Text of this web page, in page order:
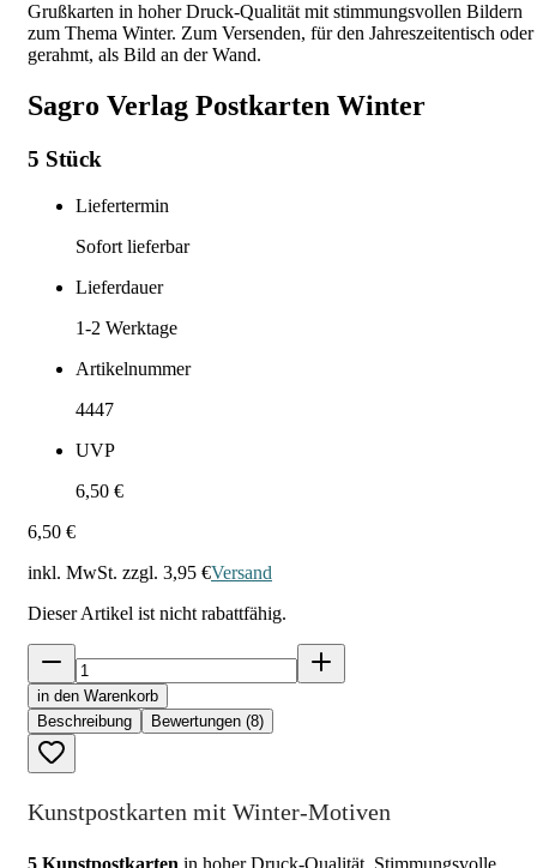
Grußkarten in hoher Druck-Qualität mit stimmungsvollen Bildern
zum Thema Winter. Zum Versenden, für den Jahreszeitentisch oder
gerahmt, als Bild an der Wand.
Sagro Verlag Postkarten Winter
5 Stück
Liefertermin
Sofort lieferbar
Lieferdauer
1-2 Werktage
Artikelnummer
4447
UVP
6,50 €
6,50 €
inkl. MwSt. zzgl. 3,95 €Versand
Dieser Artikel ist nicht rabattfähig.
in den Warenkorb
Beschreibung
Bewertungen (8)
Kunstpostkarten mit Winter-Motiven
5 Kunstpostkarten in hoher Druck-Qualität. Stimmungsvolle